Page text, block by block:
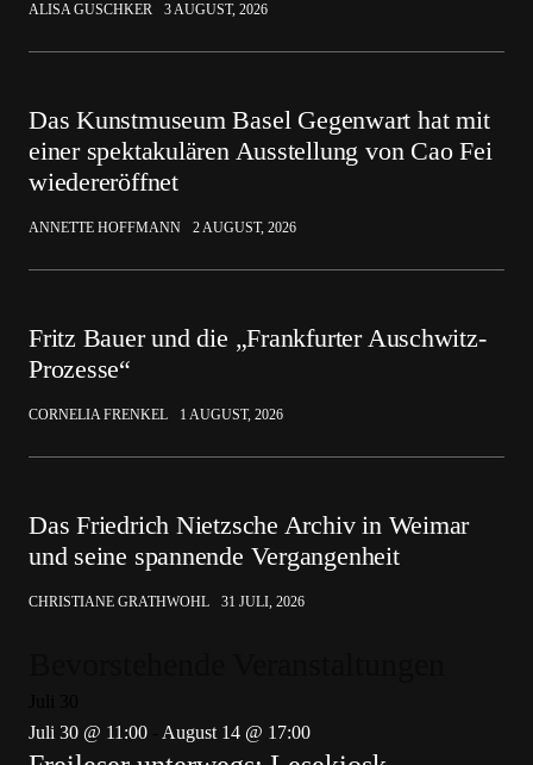
ALISA GUSCHKER 3 AUGUST, 2026
Das Kunstmuseum Basel Gegenwart hat mit
einer spektakulären Ausstellung von Cao Fei
wiedereröffnet
ANNETTE HOFFMANN 2 AUGUST, 2026
Fritz Bauer und die „Frankfurter Auschwitz-
Prozesse“
CORNELIA FRENKEL 1 AUGUST, 2026
Das Friedrich Nietzsche Archiv in Weimar
und seine spannende Vergangenheit
CHRISTIANE GRATHWOHL 31 JULI, 2026
Juli 30 @ 11:00
August 14 @ 17:00